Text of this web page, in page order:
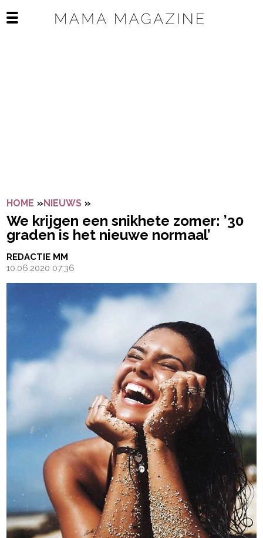
Open het mobiele menu
HOME »NIEUWS »
We krijgen een snikhete zomer: ’30
graden is het nieuwe normaal’
REDACTIE MM
10.06.2020 07:36